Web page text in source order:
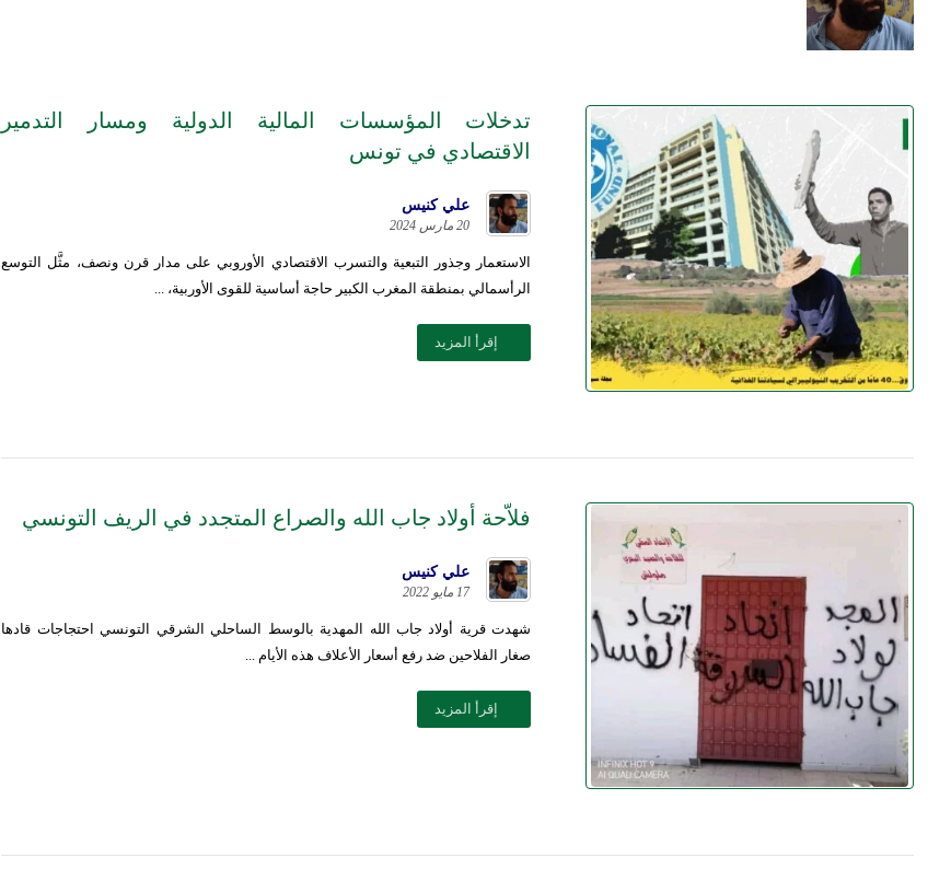
تدخلات المؤسسات المالية الدولية ومسار التدمير
الاقتصادي في تونس
علي كنيس
20 مارس 2024
الاستعمار وجذور التبعية والتسرب الاقتصادي الأوروبي على مدار قرن ونصف، مثَّل التوسع
الرأسمالي بمنطقة المغرب الكبير حاجة أساسية للقوى الأوربية، ...
إقرأ المزيد
فلاّحة أولاد جاب الله والصراع المتجدد في الريف التونسي
علي كنيس
17 مايو 2022
شهدت قرية أولاد جاب الله المهدية بالوسط الساحلي الشرقي التونسي احتجاجات قادها
صغار الفلاحين ضد رفع أسعار الأعلاف هذه الأيام ...
إقرأ المزيد